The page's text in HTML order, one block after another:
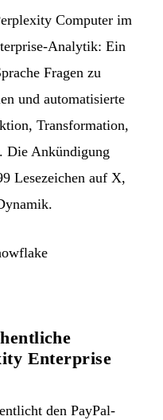
Computer im
Analytik: Ein
Fragen zu
und automatisierte
Transformation,
Die Ankündigung
Lesezeichen auf X,
Enterprise
den PayPal-